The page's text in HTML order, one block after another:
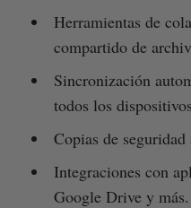
Herramientas de
compartido de
Sincronización
todos los
Copias de seguridad
Integraciones con
Google Drive y más.